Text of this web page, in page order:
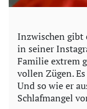
Inzwischen gibt
in seiner
Familie extrem
vollen Zügen.
Und so wie er
Schlafmangel